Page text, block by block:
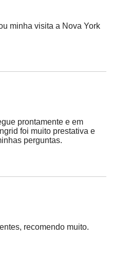
minha visita a Nova York
prontamente e em
foi muito prestativa e
perguntas.
recomendo muito.